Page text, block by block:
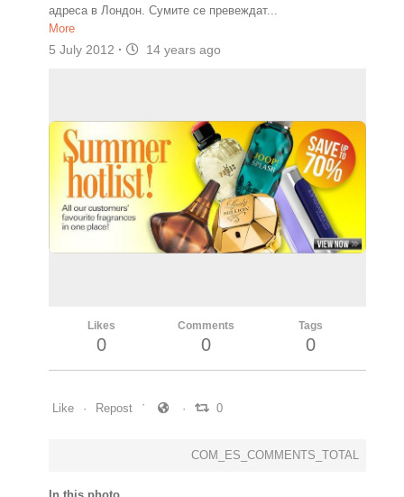
адреса в Лондон. Сумите се превеждат...
More
5 July 2012 · 14 years ago
Likes
0
Comments
0
Tags
0
Like Repost 0
COM_ES_COMMENTS_TOTAL
In this photo